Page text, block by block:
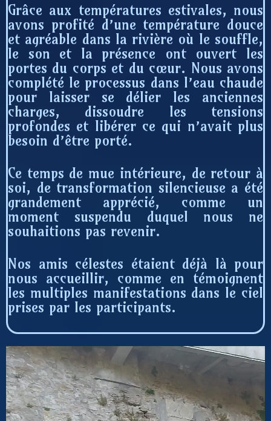
Grâce aux températures estivales, nous
avons profité d’une température douce
et agréable dans la rivière où le souffle,
le son et la présence ont ouvert les
portes du corps et du cœur. Nous avons
complété le processus dans l’eau chaude
pour laisser se délier les anciennes
charges, dissoudre les tensions
profondes et libérer ce qui n’avait plus
besoin d’être porté.
Ce temps de mue intérieure, de retour à
soi, de transformation silencieuse a été
grandement apprécié, comme un
moment suspendu duquel nous ne
souhaitions pas revenir.
Nos amis célestes étaient déjà là pour
nous accueillir, comme en témoignent
les multiples manifestations dans le ciel
prises par les participants.